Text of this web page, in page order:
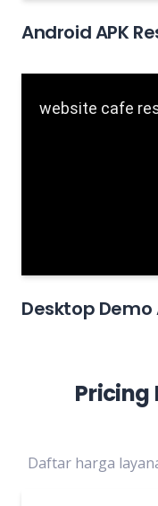
Android APK
Desktop Demo
Pricing
Daftar harga